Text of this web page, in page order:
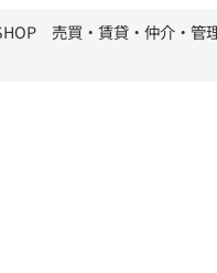
売買・賃貸・仲介・管